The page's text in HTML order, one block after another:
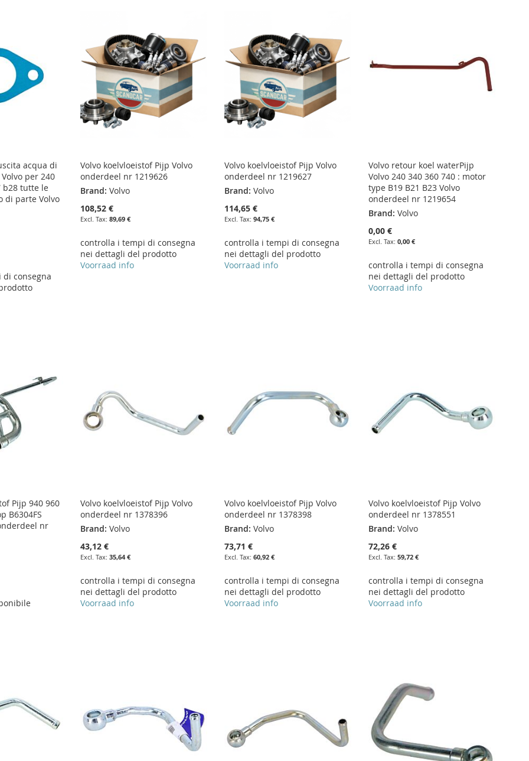
acqua di
per 240
b28 tutte le
di parte Volvo
consegna
Volvo koelvloeistof Pijp Volvo
onderdeel nr 1219626
Brand: Volvo
108,52 €
89,69 €
controlla i tempi di consegna
nei dettagli del prodotto
Voorraad info
Volvo koelvloeistof Pijp Volvo
onderdeel nr 1219627
Brand: Volvo
114,65 €
94,75 €
controlla i tempi di consegna
nei dettagli del prodotto
Voorraad info
Volvo retour koel waterPijp
Volvo 240 340 360 740 : motor
type B19 B21 B23 Volvo
onderdeel nr 1219654
Brand: Volvo
0,00 €
0,00 €
controlla i tempi di consegna
nei dettagli del prodotto
Voorraad info
Pijp 940 960
B6304FS
nr
Volvo koelvloeistof Pijp Volvo
onderdeel nr 1378396
Brand: Volvo
43,12 €
35,64 €
controlla i tempi di consegna
nei dettagli del prodotto
Voorraad info
Volvo koelvloeistof Pijp Volvo
onderdeel nr 1378398
Brand: Volvo
73,71 €
60,92 €
controlla i tempi di consegna
nei dettagli del prodotto
Voorraad info
Volvo koelvloeistof Pijp Volvo
onderdeel nr 1378551
Brand: Volvo
72,26 €
59,72 €
controlla i tempi di consegna
nei dettagli del prodotto
Voorraad info